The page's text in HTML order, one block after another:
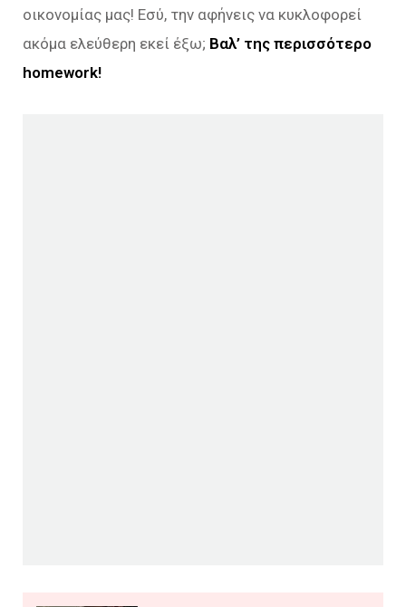
οικονομίας μας! Εσύ, την αφήνεις να κυκλοφορεί
ακόμα ελεύθερη εκεί έξω; Βαλ’ της περισσότερο
homework!